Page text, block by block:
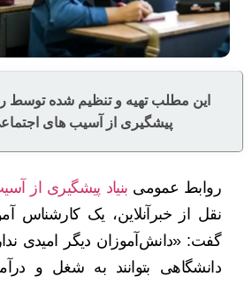
این مطلب تهیه و تنظیم شده توسط
پیشگیری از آسیب های
روابط عمومی بنیاد پیشگیری از
نقل از خبرآنلاین، یک کارشناس
گفت: «دانش‌آموزان دیگر امیدی
دانشگاهی بتوانند به شغل و